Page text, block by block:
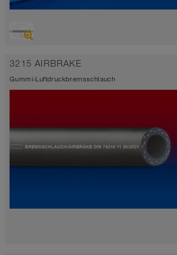
selbstklemmend
3215 AIRBRAKE
Gummi-Luftdruckbremsschlauch